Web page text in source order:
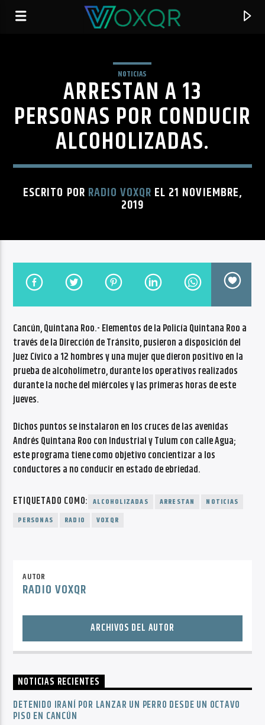
RADIO VOXQR
VOXQR
CANCIÓN ACTUAL
NO TITLES AVAILABLE
Radio VoxQR
NOTICIAS
ARRESTAN A 13
PERSONAS POR CONDUCIR
ALCOHOLIZADAS.
ESCRITO POR RADIO VOXQR EL 21 NOVIEMBRE,
2019
Cancún, Quintana Roo.- Elementos de la Policía Quintana Roo a
través de la Dirección de Tránsito, pusieron a disposición del
Juez Cívico a 12 hombres y una mujer que dieron positivo en la
prueba de alcoholímetro, durante los operativos realizados
durante la noche del miércoles y las primeras horas de este
jueves.
Dichos puntos se instalaron en los cruces de las avenidas
Andrés Quintana Roo con Industrial y Tulum con calle Agua;
este programa tiene como objetivo concientizar a los
conductores a no conducir en estado de ebriedad.
ETIQUETADO COMO: ALCOHOLIZADAS ARRESTAN
NOTICIAS
PERSONAS
RADIO VOXQR
AUTOR
RADIO VOXQR
ARCHIVOS DEL AUTOR
NOTICIAS RECIENTES
DETENIDO IRANÍ POR LANZAR UN PERRO DESDE UN OCTAVO
PISO EN CANCÚN